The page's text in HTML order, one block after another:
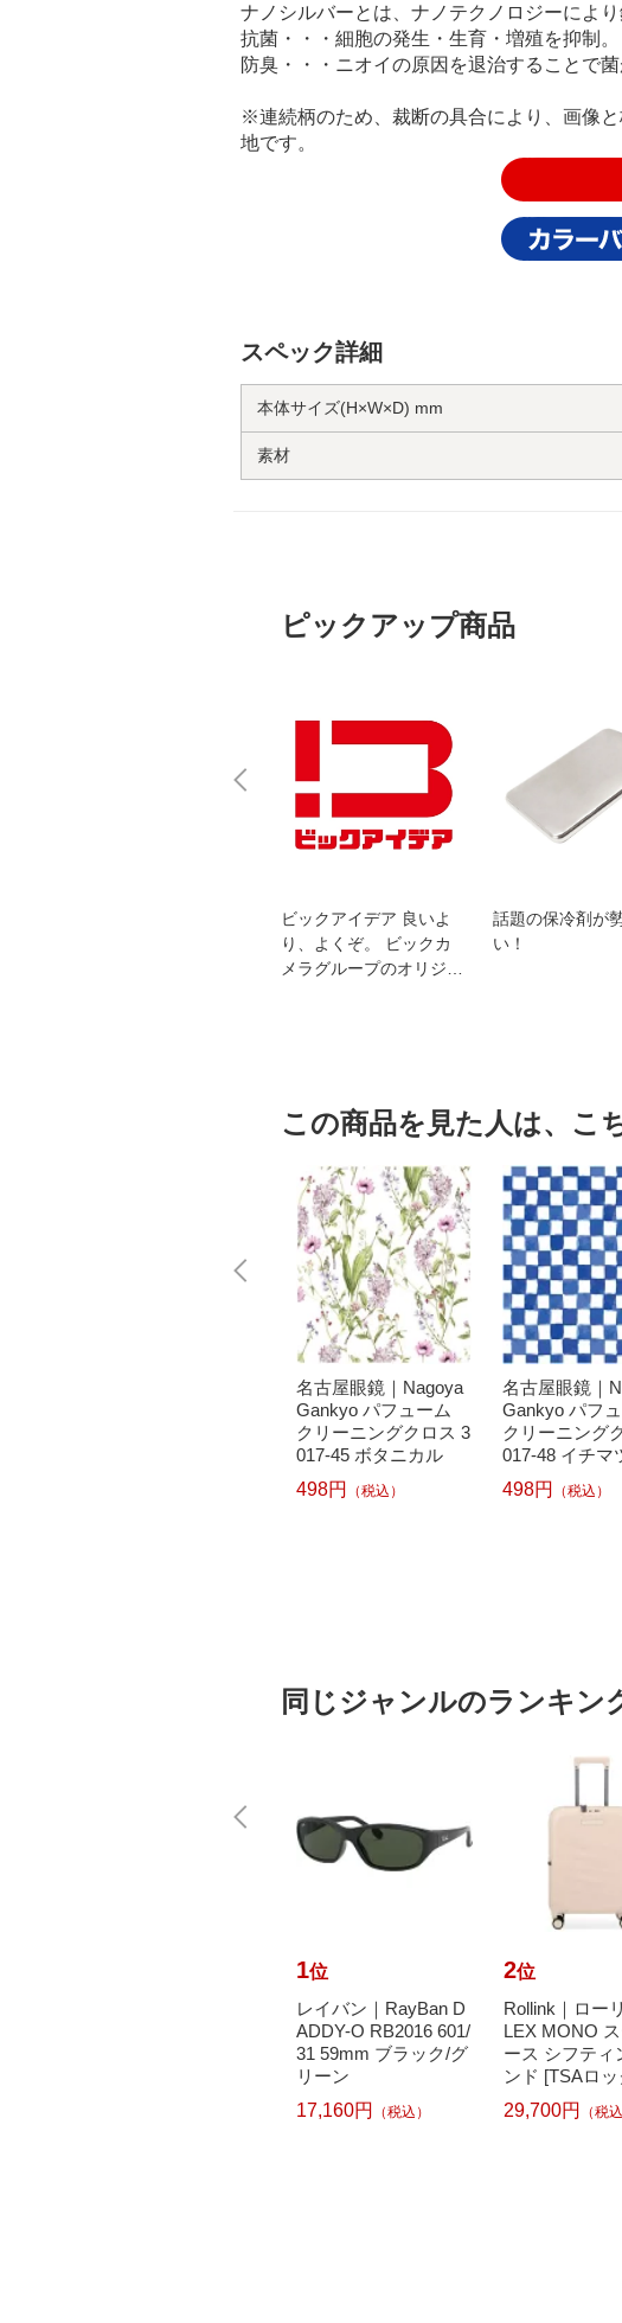
ナノシルバーとは、ナノテクノロジーによ
抗菌・・・細胞の発生・生育・増殖を抑制。
防臭・・・ニオイの原因を退治することで
※連続柄のため、裁断の具合により、画像
地です。
スペック詳細
本体サイズ(H×W×D) mm
素材
ピックアップ商品
ビックアイデア 良いよ
り、よくぞ。 ビックカ
メラグループのオリジナ
話題の保冷剤が
い！
この商品を見た人は、こ
名古屋眼鏡｜Nagoya
Gankyo パフューム
クリーニングクロス 3
017-45 ボタニカル
498円
（税込）
名古屋眼鏡｜
Gankyo パフ
クリーニング
017-48 イチマ
498円
（税込）
同じジャンルのランキン
1位
レイバン｜RayBan D
ADDY-O RB2016 601/
31 59mm ブラック/グ
リーン
17,160円
（税込）
2位
Rollink｜ロー
LEX MONO
ース シフティ
ンド [TSAロ
29,700円
（税込